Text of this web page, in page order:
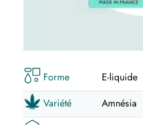
Forme
E-liquide
Variété
Amnésia